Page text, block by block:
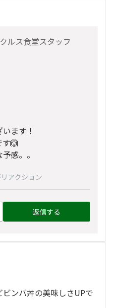
ルス食堂スタッフ
ます！
🙆
感。。
アクション
返信する
ンバ丼の美味しさUPで